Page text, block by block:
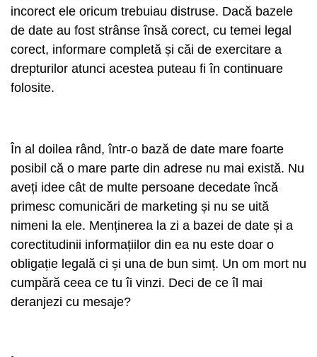
incorect ele oricum trebuiau distruse. Dacă bazele
de date au fost strânse însă corect, cu temei legal
corect, informare completă și căi de exercitare a
drepturilor atunci acestea puteau fi în continuare
folosite.
În al doilea rând, într-o bază de date mare foarte
posibil că o mare parte din adrese nu mai există. Nu
aveți idee cât de multe persoane decedate încă
primesc comunicări de marketing și nu se uită
nimeni la ele. Menținerea la zi a bazei de date și a
corectitudinii informațiilor din ea nu este doar o
obligație legală ci și una de bun simț. Un om mort nu
cumpără ceea ce tu îi vinzi. Deci de ce îl mai
deranjezi cu mesaje?